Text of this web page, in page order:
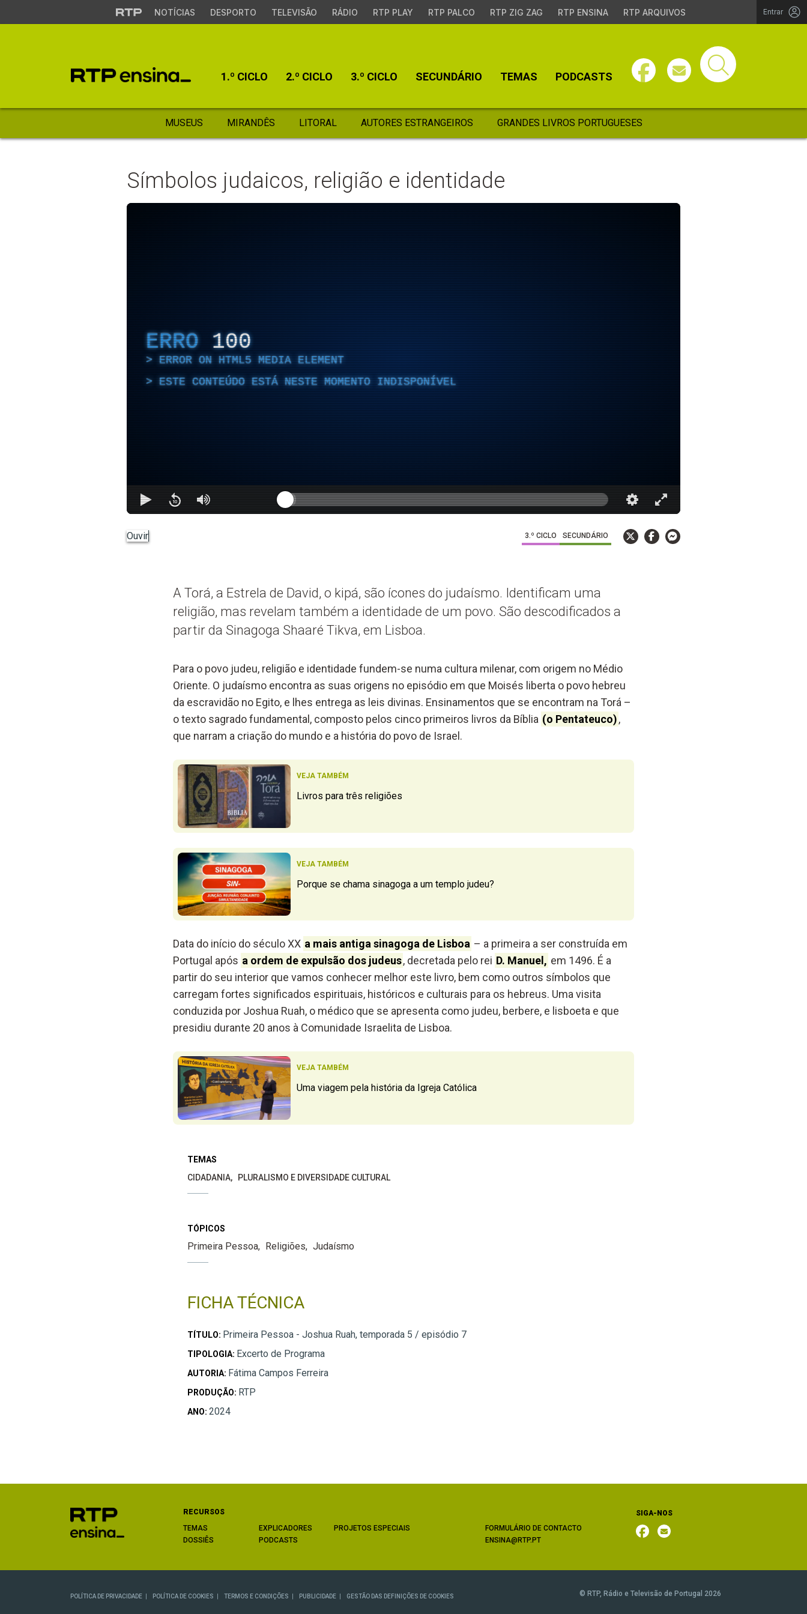
NOTÍCIAS DESPORTO TELEVISÃO RÁDIO RTP PLAY RTP PALCO RTP ZIG ZAG RTP ENSINA RTP ARQUIVOS Entrar
1.º CICLO 2.º CICLO 3.º CICLO SECUNDÁRIO TEMAS PODCASTS
MUSEUS MIRANDÊS LITORAL AUTORES ESTRANGEIROS GRANDES LIVROS PORTUGUESES
Símbolos judaicos, religião e identidade
ERRO 100
ERROR ON HTML5 MEDIA ELEMENT
ESTE CONTEÚDO ESTÁ NESTE MOMENTO INDISPONÍVEL
Ouvir 3.º CICLO SECUNDÁRIO
A Torá, a Estrela de David, o kipá, são ícones do judaísmo. Identificam uma
religião, mas revelam também a identidade de um povo. São descodificados a
partir da Sinagoga Shaaré Tikva, em Lisboa.
Para o povo judeu, religião e identidade fundem-se numa cultura milenar, com origem no Médio
Oriente. O judaísmo encontra as suas origens no episódio em que Moisés liberta o povo hebreu
da escravidão no Egito, e lhes entrega as leis divinas. Ensinamentos que se encontram na Torá –
o texto sagrado fundamental, composto pelos cinco primeiros livros da Bíblia (o Pentateuco),
que narram a criação do mundo e a história do povo de Israel.
VEJA TAMBÉM
Livros para três religiões
VEJA TAMBÉM
Porque se chama sinagoga a um templo judeu?
Data do início do século XX a mais antiga sinagoga de Lisboa – a primeira a ser construída em
Portugal após a ordem de expulsão dos judeus, decretada pelo rei D. Manuel, em 1496. É a
partir do seu interior que vamos conhecer melhor este livro, bem como outros símbolos que
carregam fortes significados espirituais, históricos e culturais para os hebreus. Uma visita
conduzida por Joshua Ruah, o médico que se apresenta como judeu, berbere, e lisboeta e que
presidiu durante 20 anos à Comunidade Israelita de Lisboa.
VEJA TAMBÉM
Uma viagem pela história da Igreja Católica
TEMAS
CIDADANIA
PLURALISMO E DIVERSIDADE CULTURAL
TÓPICOS
Primeira Pessoa Religiões Judaísmo
FICHA TÉCNICA
TÍTULO: Primeira Pessoa - Joshua Ruah, temporada 5 / episódio 7
TIPOLOGIA: Excerto de Programa
AUTORIA: Fátima Campos Ferreira
PRODUÇÃO: RTP
ANO: 2024
RECURSOS
TEMAS
DOSSIÊS
EXPLICADORES
PODCASTS
PROJETOS ESPECIAIS
FORMULÁRIO DE CONTACTO
ENSINA@RTP.PT
SIGA-NOS
POLÍTICA DE PRIVACIDADE POLÍTICA DE COOKIES TERMOS E CONDIÇÕES PUBLICIDADE GESTÃO DAS DEFINIÇÕES DE COOKIES © RTP, Rádio e Televisão de Portugal 2026